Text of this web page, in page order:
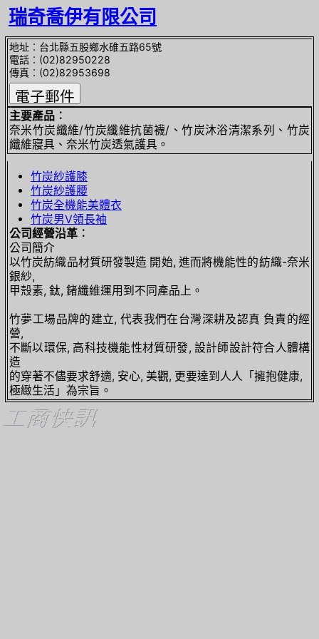
瑞奇喬伊有限公司
地址︰台北縣五股鄉水碓五路65號
電話︰(02)82950228
傳真︰(02)82953698
主要產品︰
奈米竹炭纖維/竹炭纖維抗菌襪/、竹炭沐浴清潔系列、竹炭
纖維寢具、奈米竹炭透氣護具。
竹炭紗護膝
竹炭紗護腰
竹炭全機能美體衣
竹炭男V領長袖
公司經營沿革︰
公司簡介
以竹炭紡織品材質研發製造 開始, 進而將機能性的紡織-奈米
銀紗,
甲殼素, 鈦, 鍺纖維運用到不同產品上。
竹夢工場品牌的建立, 代表我們在台灣深耕及認真 負責的經
營,
不斷以環保, 高科技機能性材質研發, 設計師設計符合人體構
造
的穿著不儘要求舒適, 安心, 美觀, 更要達到人人「擁抱健康,
極緻生活」為宗旨。